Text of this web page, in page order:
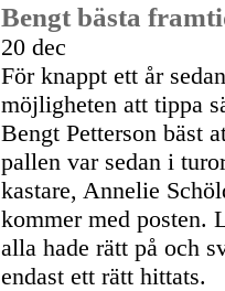
Bengt bästa
20 dec
För knappt ett år
möjligheten att tippa
Bengt Petterson bäst
pallen var sedan i
kastare, Annelie
kommer med posten.
alla hade rätt på och
endast ett rätt hittats.